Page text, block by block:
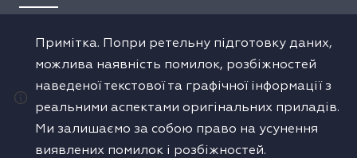
Примітка. Попри ретельну підготовку даних,
можлива наявність помилок, розбіжностей
наведеної текстової та графічної інформації з
реальними аспектами оригінальних приладів.
Ми залишаємо за собою право на усунення
виявлених помилок і розбіжностей.